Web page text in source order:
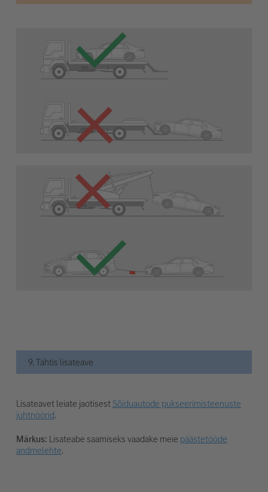
9. Tähtis lisateave
Lisateavet leiate jaotisestSõiduautode pukseerimisteenuste
juhtnöörid.
Märkus: Lisateabe saamiseks vaadake meie päästetööde
andmelehte.